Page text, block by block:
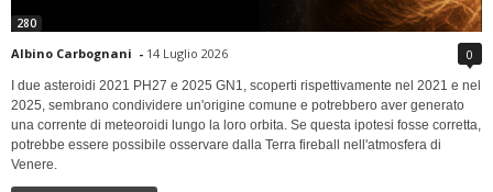
280
Albino Carbognani - 14 Luglio 2026 0
I due asteroidi 2021 PH27 e 2025 GN1, scoperti rispettivamente nel 2021 e nel
2025, sembrano condividere un'origine comune e potrebbero aver generato
una corrente di meteoroidi lungo la loro orbita. Se questa ipotesi fosse corretta,
potrebbe essere possibile osservare dalla Terra fireball nell'atmosfera di
Venere.